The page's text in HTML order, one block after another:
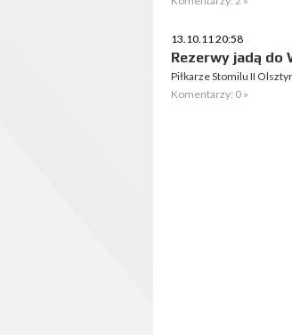
13.10.11 20:58
Rezerwy jadą do
Piłkarze Stomilu II
Komentarzy: 0 »